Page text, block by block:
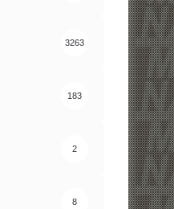
3263
183
2
8